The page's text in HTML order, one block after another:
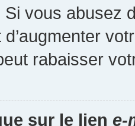
Si vous
rabaisser
sur le lien e-